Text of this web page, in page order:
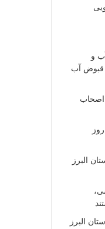
و
قبوض آب
اصحاب
البرز
البرز